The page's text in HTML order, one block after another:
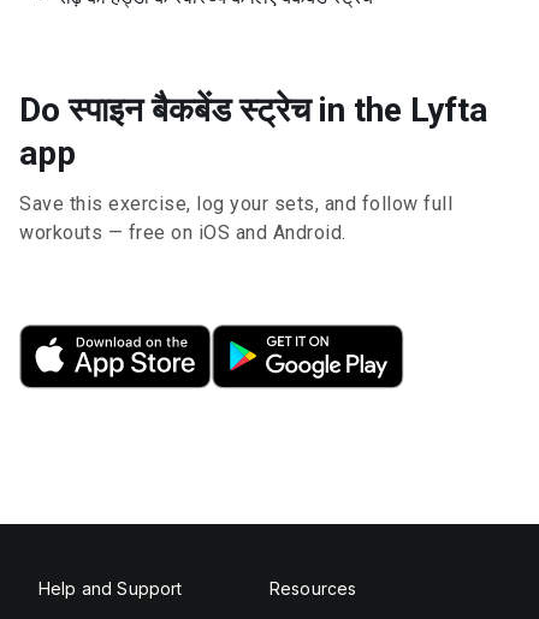
Do स्पाइन बैकबेंड स्ट्रेच in the Lyfta
app
Save this exercise, log your sets, and follow full
workouts — free on iOS and Android.
Help and Support Resources